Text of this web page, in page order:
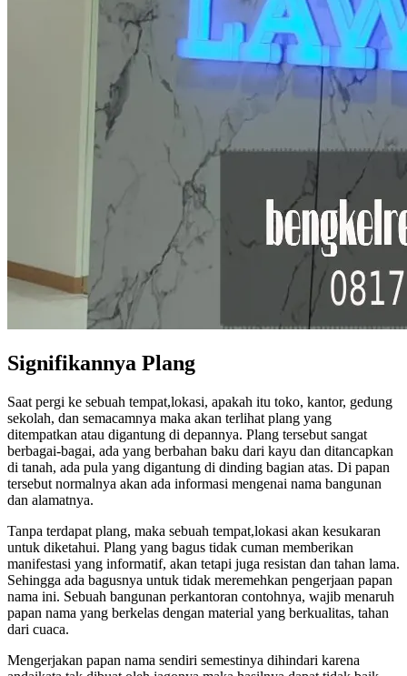
Signifikannya Plang
Saat pergi ke sebuah tempat,lokasi, apakah itu toko, kantor, gedung
sekolah, dan semacamnya maka akan terlihat plang yang
ditempatkan atau digantung di depannya. Plang tersebut sangat
berbagai-bagai, ada yang berbahan baku dari kayu dan ditancapkan
di tanah, ada pula yang digantung di dinding bagian atas. Di papan
tersebut normalnya akan ada informasi mengenai nama bangunan
dan alamatnya.
Tanpa terdapat plang, maka sebuah tempat,lokasi akan kesukaran
untuk diketahui. Plang yang bagus tidak cuman memberikan
manifestasi yang informatif, akan tetapi juga resistan dan tahan lama.
Sehingga ada bagusnya untuk tidak meremehkan pengerjaan papan
nama ini. Sebuah bangunan perkantoran contohnya, wajib menaruh
papan nama yang berkelas dengan material yang berkualitas, tahan
dari cuaca.
Mengerjakan papan nama sendiri semestinya dihindari karena